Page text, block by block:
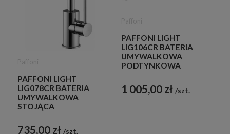
PAFFONI LIGHT
LIG078CR BATERIA
UMYWALKOWA
STOJĄCA
CHROM
735,00 zł szt.
PAFFONI LIGHT
LIG106CR BATERIA
UMYWALKOWA
PODTYNKOWA
CHROM
1 005,00 zł szt.